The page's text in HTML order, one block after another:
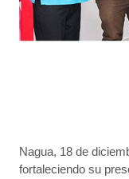
Nagua, 18 de
fortaleciendo su